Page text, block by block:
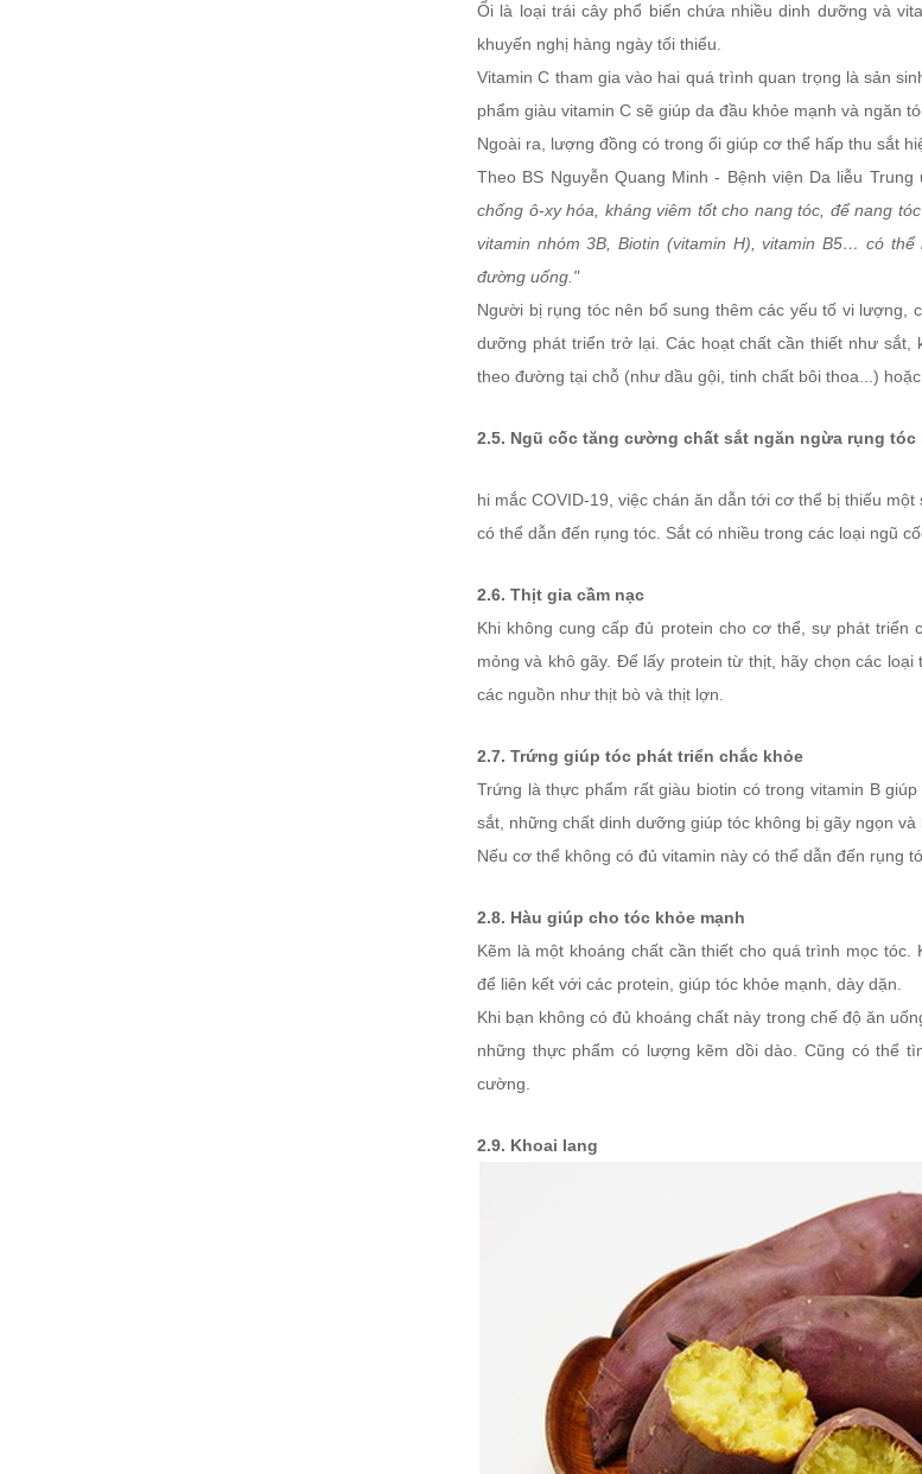
Ổi là loại trái cây phổ biến chứa nhiều dinh dưỡng và
khuyến nghị hàng ngày tối thiểu.
Vitamin C tham gia vào hai quá trình quan trọng là sản
phẩm giàu vitamin C sẽ giúp da đầu khỏe mạnh và ngăn
Ngoài ra, lượng đồng có trong ổi giúp cơ thể hấp thu sắt
Theo BS Nguyễn Quang Minh - Bệnh viện Da liễu Trung
chống ô-xy hóa, kháng viêm tốt cho nang tóc, để nang
vitamin nhóm 3B, Biotin (vitamin H), vitamin B5… có
đường uống."
Người bị rụng tóc nên bổ sung thêm các yếu tố vi lượng,
dưỡng phát triển trở lại. Các hoạt chất cần thiết như
theo đường tại chỗ (như dầu gội, tinh chất bôi thoa...)
2.5. Ngũ cốc tăng cường chất sắt ngăn ngừa rụng tóc
hi mắc COVID-19, việc chán ăn dẫn tới cơ thể bị thiếu
có thể dẫn đến rụng tóc. Sắt có nhiều trong các loại ngũ
2.6. Thịt gia cầm nạc
Khi không cung cấp đủ protein cho cơ thể, sự phát
mỏng và khô gãy. Để lấy protein từ thịt, hãy chọn các
các nguồn như thịt bò và thịt lợn.
2.7. Trứng giúp tóc phát triển chắc khỏe
Trứng là thực phẩm rất giàu biotin có trong vitamin B
sắt, những chất dinh dưỡng giúp tóc không bị gãy ngọn và
Nếu cơ thể không có đủ vitamin này có thể dẫn đến rụng
2.8. Hàu giúp cho tóc khỏe mạnh
Kẽm là một khoáng chất cần thiết cho quá trình mọc
để liên kết với các protein, giúp tóc khỏe mạnh, dày dặn.
Khi bạn không có đủ khoáng chất này trong chế độ ăn
những thực phẩm có lượng kẽm dồi dào. Cũng có thể
cường.
2.9. Khoai lang